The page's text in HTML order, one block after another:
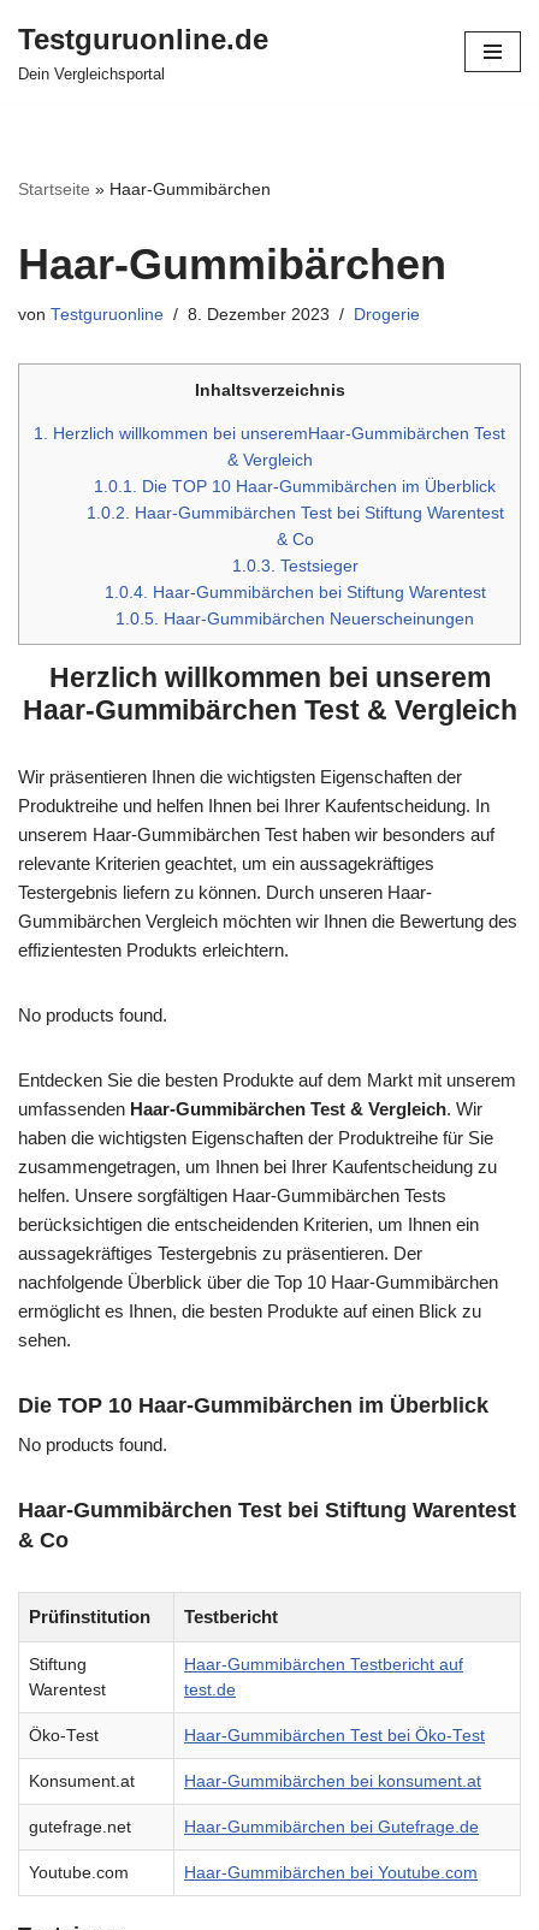
Zum
Testguruonline.de
Dein Vergleichsportal
Startseite » Haar-Gummibärchen
Haar-Gummibärchen
von Testguruonline 8. Dezember 2023 Drogerie
Inhaltsverzeichnis
1. Herzlich willkommen bei unseremHaar-Gummibärchen Test
& Vergleich
1.0.1. Die TOP 10 Haar-Gummibärchen im Überblick
1.0.2. Haar-Gummibärchen Test bei Stiftung Warentest
& Co
1.0.3. Testsieger
1.0.4. Haar-Gummibärchen bei Stiftung Warentest
1.0.5. Haar-Gummibärchen Neuerscheinungen
Herzlich willkommen bei unserem
Haar-Gummibärchen Test & Vergleich
Wir präsentieren Ihnen die wichtigsten Eigenschaften der
Produktreihe und helfen Ihnen bei Ihrer Kaufentscheidung. In
unserem Haar-Gummibärchen Test haben wir besonders auf
relevante Kriterien geachtet, um ein aussagekräftiges
Testergebnis liefern zu können. Durch unseren Haar-
Gummibärchen Vergleich möchten wir Ihnen die Bewertung des
effizientesten Produkts erleichtern.
No products found.
Entdecken Sie die besten Produkte auf dem Markt mit unserem
umfassenden Haar-Gummibärchen Test & Vergleich. Wir
haben die wichtigsten Eigenschaften der Produktreihe für Sie
zusammengetragen, um Ihnen bei Ihrer Kaufentscheidung zu
helfen. Unsere sorgfältigen Haar-Gummibärchen Tests
berücksichtigen die entscheidenden Kriterien, um Ihnen ein
aussagekräftiges Testergebnis zu präsentieren. Der
nachfolgende Überblick über die Top 10 Haar-Gummibärchen
ermöglicht es Ihnen, die besten Produkte auf einen Blick zu
sehen.
Die TOP 10 Haar-Gummibärchen im Überblick
No products found.
Haar-Gummibärchen Test bei Stiftung Warentest
& Co
Prüfinstitution Testbericht
Stiftung
Warentest
Haar-Gummibärchen Testbericht auf
test.de
Öko-Test Haar-Gummibärchen Test bei Öko-Test
Konsument.at Haar-Gummibärchen bei konsument.at
gutefrage.net Haar-Gummibärchen bei Gutefrage.de
Youtube.com Haar-Gummibärchen bei Youtube.com